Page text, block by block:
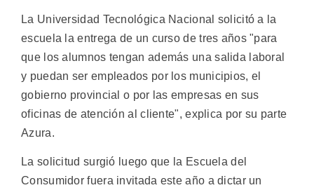
La Universidad Tecnológica Nacional solicitó a la
escuela la entrega de un curso de tres años "para
que los alumnos tengan además una salida laboral
y puedan ser empleados por los municipios, el
gobierno provincial o por las empresas en sus
oficinas de atención al cliente", explica por su parte
Azura.
La solicitud surgió luego que la Escuela del
Consumidor fuera invitada este año a dictar un